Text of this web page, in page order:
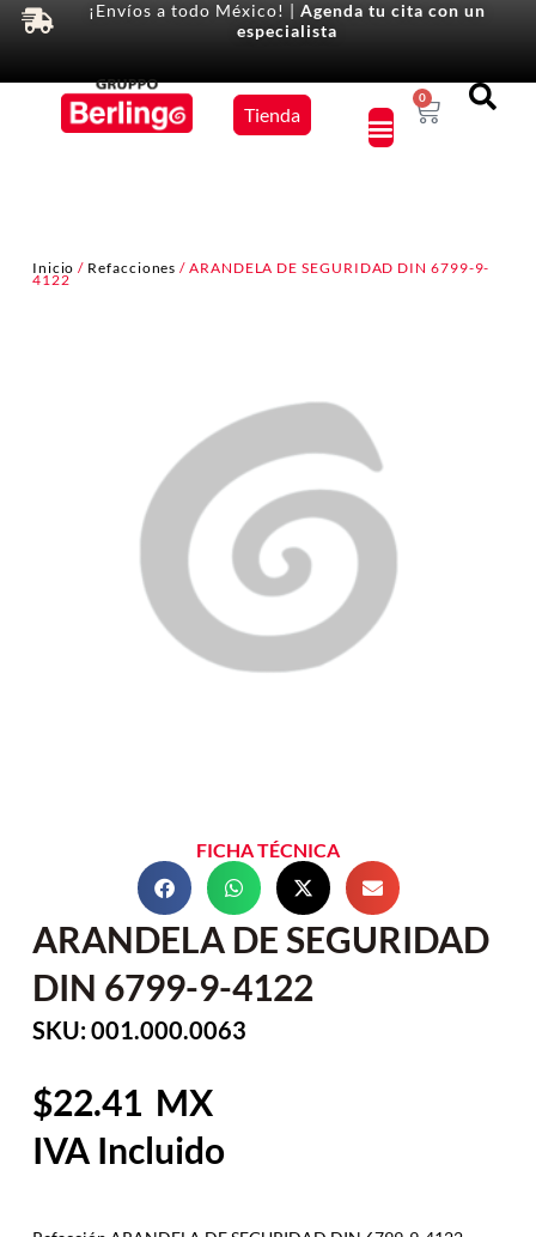
¡Envíos a todo México! | Agenda tu cita con un
especialista
Tienda
0
Inicio / Refacciones / ARANDELA DE SEGURIDAD DIN 6799-9-
4122
FICHA TÉCNICA
ARANDELA DE SEGURIDAD
DIN 6799-9-4122
SKU: 001.000.0063
22.41